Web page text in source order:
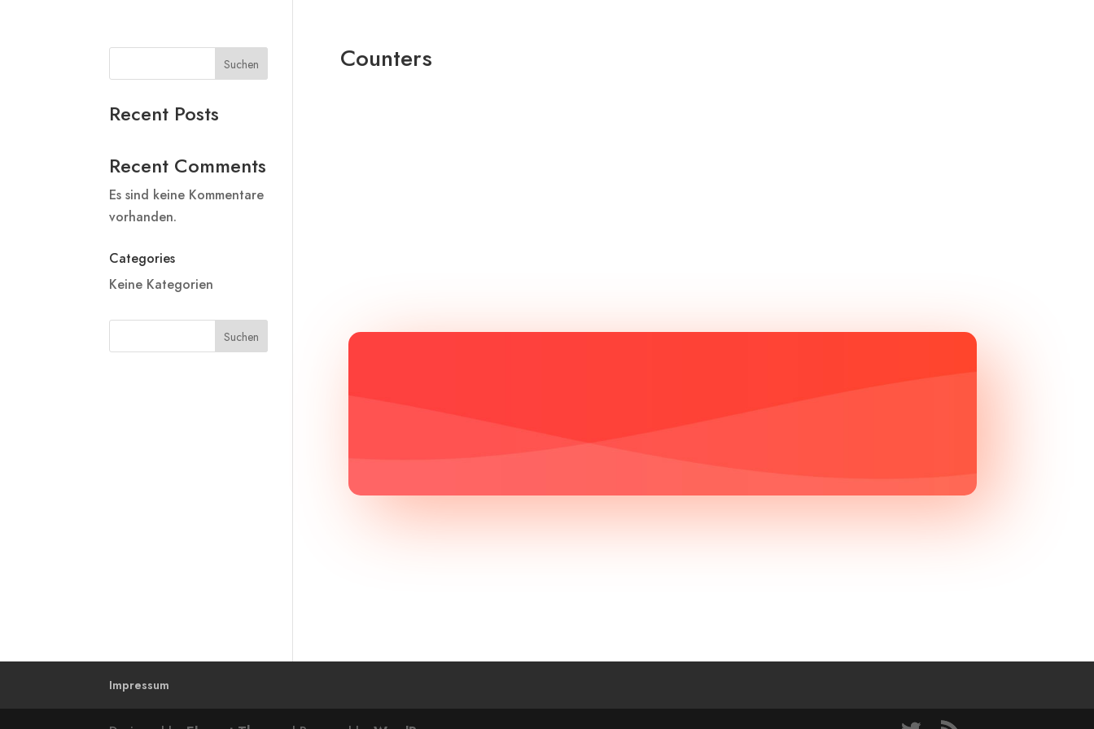
Counters​
Suchen
Recent Posts
Recent Comments
Es sind keine Kommentare
vorhanden.
Categories
Keine Kategorien
Impressum